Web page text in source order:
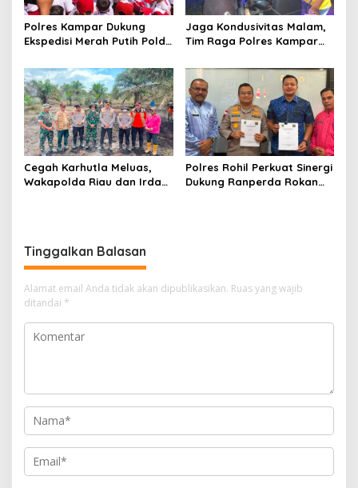
Polres Kampar Dukung
Ekspedisi Merah Putih Polda
Selatan
Jaga Kondusivitas Malam,
Tim Raga Polres Kampar
hingga Lingkar Kantor
Bupati
Cegah Karhutla Meluas,
Wakapolda Riau dan Irdam
Polres Rohil Perkuat Sinergi
Dukung Ranperda Rokan
Tinggalkan Balasan
Alamat email Anda tidak akan dipublikasikan. Ruas yang wajib
ditandai *